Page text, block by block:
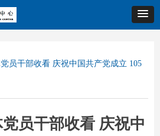
员干部收看 庆祝中国共产党成立 105
员干部收看 庆祝中